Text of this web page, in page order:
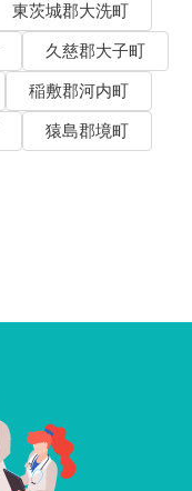
東茨城郡大洗町
久慈郡大子町
稲敷郡河内町
猿島郡境町